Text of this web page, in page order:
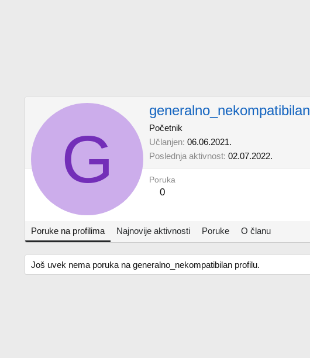
G
generalno_nekompatibilan
Početnik
Učlanjen 06.06.2021.
Poslednja aktivnost 02.07.2022.
Poruka
0
Poruke na profilima Najnovije aktivnosti Poruke O članu
Još uvek nema poruka na generalno_nekompatibilan profilu.